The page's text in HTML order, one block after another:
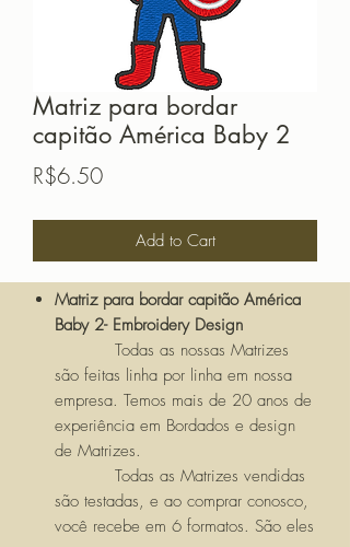
Matriz para bordar
capitão América Baby 2
R$6.50Price
Add to Cart
Matriz para bordar capitão América
Baby 2- Embroidery Design
Todas as nossas Matrizes
são feitas linha por linha em nossa
empresa. Temos mais de 20 anos de
experiência em Bordados e design
de Matrizes.
Todas as Matrizes vendidas
são testadas, e ao comprar conosco,
você recebe em 6 formatos. São eles